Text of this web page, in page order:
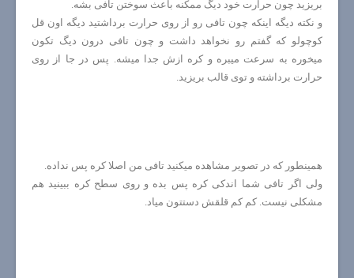
بریزید چون حرارت خود دیگ ممکنه باعث سوختن تافی بشه.
و نکته دیگه اینکه چون تافی رو از روی حرارت برداشتید دیگه اون قل
کوچولو که گفتم رو نخواهد داشت و چون تافی درون دیگ تکون
میخوره به سرعت میبره و کره ازش جدا میشه. پس در جا از روی
حرارت برداشته و توی قالب بریزید.
همینطور که در تصویر مشاهده میکنید تافی من اصلا کره پس نداده.
ولی اگر تافی شما اندکی کره پس بده و روی سطح کره ببینید هم
مشکلی نیست. کم کم قلقش دستتون میاد.